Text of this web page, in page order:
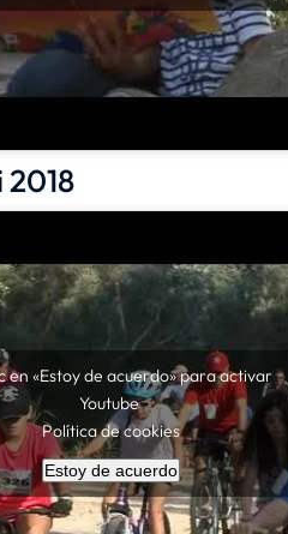
2018
en «Estoy de acuerdo» para activar
Youtube
Política de cookies
Estoy de acuerdo